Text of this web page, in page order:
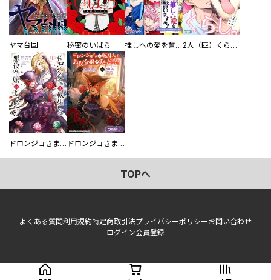
ヤマ台国 秘密のいばら 推しへの愛を誓いますか？～アラサー女子、推しは逃げぬが人生逃げる～ 2人（匹）くらし。
ドロンジョさまは転生しても悪役令嬢のままだった ドロンジョさまは転生しても悪役令嬢のままだった【分冊版】
TOPへ
よくある質問利用規約特定商取引法プライバシーポリシーお問い合わせ
ログイン会員登録